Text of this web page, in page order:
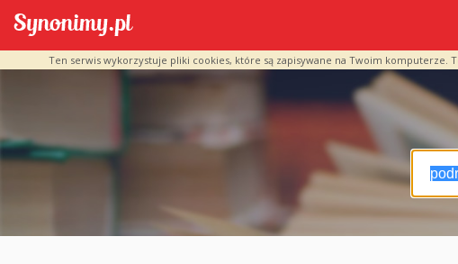
Ten serwis wykorzystuje pliki cookies, które są zapisywane na Twoim